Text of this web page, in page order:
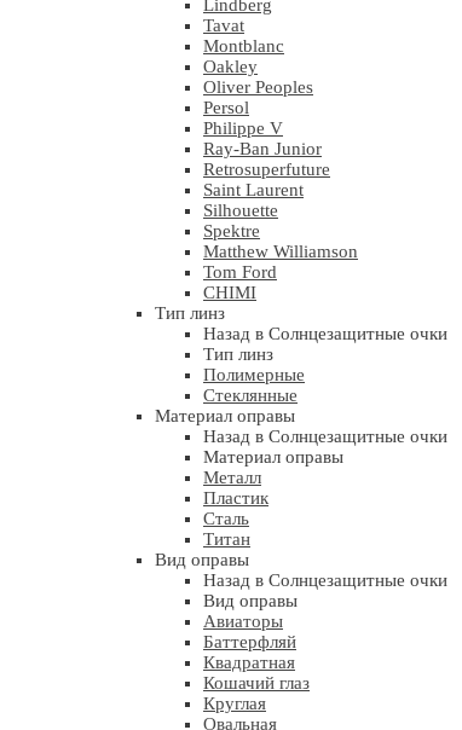
Lindberg
Tavat
Montblanc
Oakley
Oliver Peoples
Persol
Philippe V
Ray-Ban Junior
Retrosuperfuture
Saint Laurent
Silhouette
Spektre
Matthew Williamson
Tom Ford
CHIMI
Тип линз
Назад в Солнцезащитные очки
Тип линз
Полимерные
Стеклянные
Материал оправы
Назад в Солнцезащитные очки
Материал оправы
Металл
Пластик
Сталь
Титан
Вид оправы
Назад в Солнцезащитные очки
Вид оправы
Авиаторы
Баттерфляй
Квадратная
Кошачий глаз
Круглая
Овальная